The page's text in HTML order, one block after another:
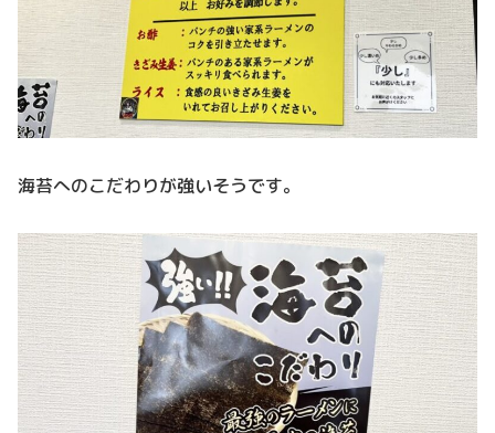
海苔へのこだわりが強いそうです。